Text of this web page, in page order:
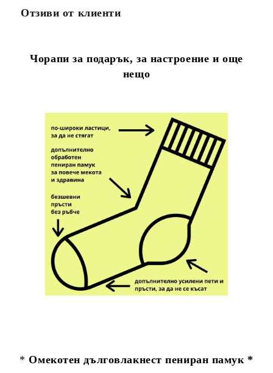
Отзиви от клиенти
Чорапи за подарък, за настроение и още
нещо
*Омекотен дълговлакнест пениран памук *